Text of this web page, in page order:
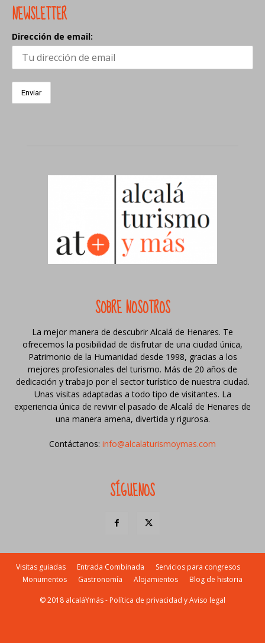
NEWSLETTER
Dirección de email:
SOBRE NOSOTROS
La mejor manera de descubrir Alcalá de Henares. Te
ofrecemos la posibilidad de disfrutar de una ciudad única,
Patrimonio de la Humanidad desde 1998, gracias a los
mejores profesionales del turismo. Más de 20 años de
dedicación y trabajo por el sector turístico de nuestra ciudad.
Unas visitas adaptadas a todo tipo de visitantes. La
experiencia única de revivir el pasado de Alcalá de Henares de
una manera amena, divertida y rigurosa.
Contáctanos: info@alcalaturismoymas.com
SÍGUENOS
Visitas guiadas Entrada Combinada
Servicios para congresos
Monumentos
Gastronomía Alojamientos Blog de historia
© 2018 alcaláYmás - Política de privacidad y Aviso legal